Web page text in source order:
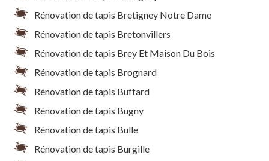
Rénovation de tapis Bretigney Notre Dame
Rénovation de tapis Bretonvillers
Rénovation de tapis Brey Et Maison Du Bois
Rénovation de tapis Brognard
Rénovation de tapis Buffard
Rénovation de tapis Bugny
Rénovation de tapis Bulle
Rénovation de tapis Burgille